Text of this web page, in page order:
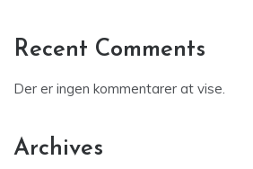
Recent Comments
Der er ingen kommentarer at vise.
Archives